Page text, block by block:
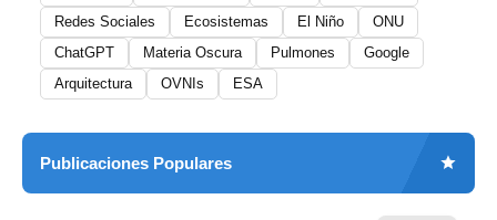
Redes Sociales
Ecosistemas El Niño
ONU
ChatGPT
Materia Oscura Pulmones
Google
Arquitectura
OVNIs ESA
Publicaciones Populares